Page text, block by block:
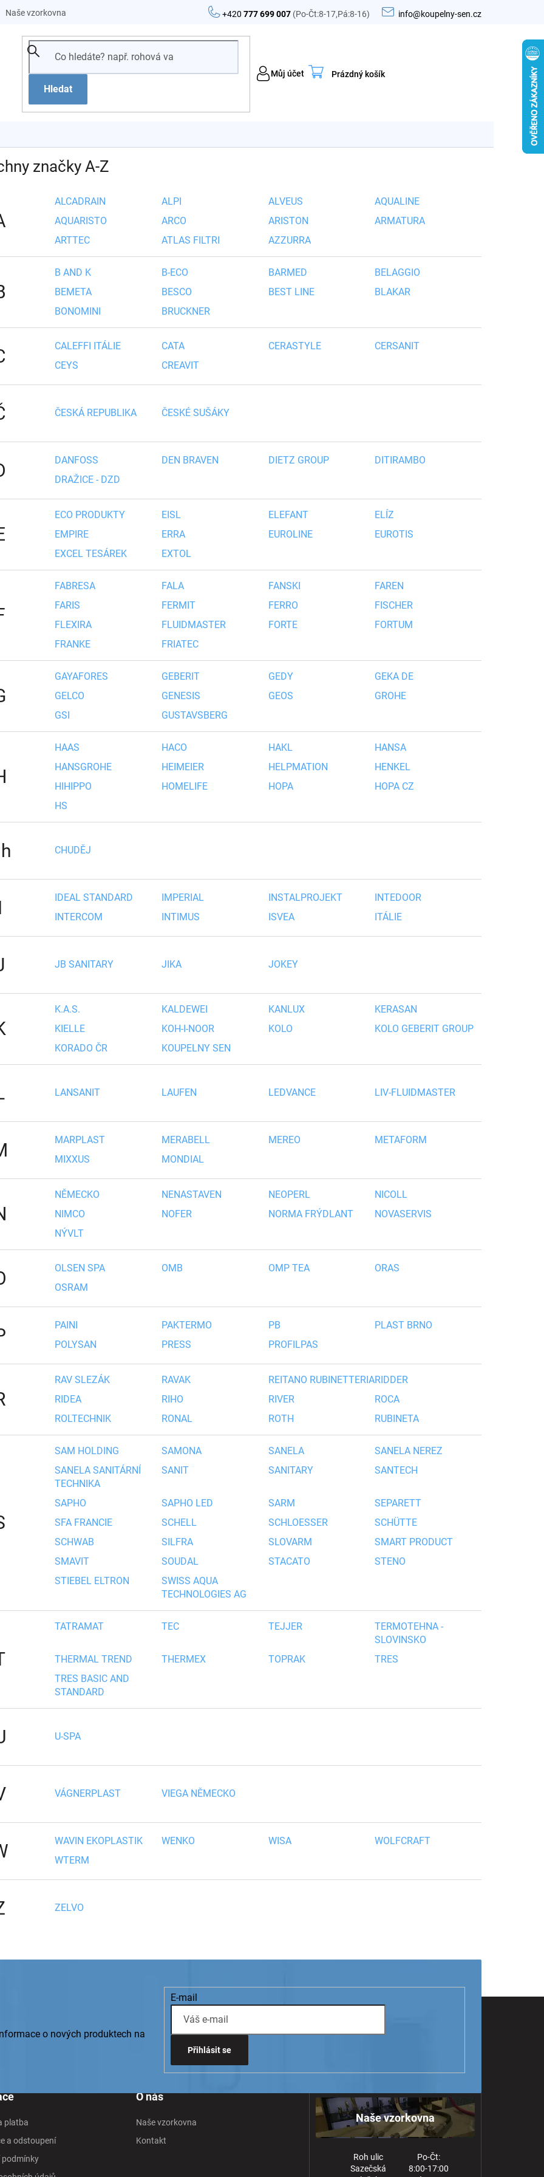
+420777 699 007 (Po-Čt:8-17,Pá:8-16) info@koupelny-sen.cz
Naše vzorkovna
Hledat
Můj účet
Nákupní
Prázdný košík
značky A-Z
ALCADRAIN ALPI ALVEUS
AQUALINE
AQUARISTO
ARCO ARISTON
ARMATURA
ARTTEC
ATLAS FILTRI AZZURRA
B AND K B-ECO BARMED
BELAGGIO
BEMETA
BESCO BEST LINE
BLAKAR
BONOMINI
BRUCKNER
CALEFFI ITÁLIE CATA CERASTYLE
CERSANIT
CEYS
CREAVIT
ČESKÁ REPUBLIKA ČESKÉ SUŠÁKY
DANFOSS DEN BRAVEN DIETZ GROUP
DITIRAMBO
DRAŽICE - DZD
ECO PRODUKTY EISL ELEFANT
ELÍZ
EMPIRE
ERRA EUROLINE
EUROTIS
EXCEL TESÁREK
EXTOL
FABRESA FALA FANSKI
FAREN
FARIS
FERMIT FERRO
FISCHER
FLEXIRA
FLUIDMASTER FORTE
FORTUM
FRANKE
FRIATEC
GAYAFORES GEBERIT GEDY
GEKA DE
GELCO
GENESIS GEOS
GROHE
GSI
GUSTAVSBERG
HAAS HACO HAKL
HANSA
HANSGROHE
HEIMEIER HELPMATION
HENKEL
HIHIPPO
HOMELIFE HOPA
HOPA CZ
HS
CHUDĚJ
IDEAL STANDARD IMPERIAL INSTALPROJEKT
INTEDOOR
INTERCOM
INTIMUS ISVEA ITÁLIE
JB SANITARY JIKA JOKEY
K.A.S. KALDEWEI KANLUX
KERASAN
KIELLE
KOH-I-NOOR KOLO
KOLO GEBERIT GROUP
KORADO ČR
KOUPELNY SEN
LANSANIT LAUFEN LEDVANCE LIV-FLUIDMASTER
MARPLAST MERABELL MEREO
METAFORM
MIXXUS
MONDIAL
NĚMECKO NENASTAVEN NEOPERL
NICOLL
NIMCO
NOFER NORMA FRÝDLANT
NOVASERVIS
NÝVLT
OLSEN SPA OMB OMP TEA
ORAS
OSRAM
PAINI PAKTERMO PB
PLAST BRNO
POLYSAN
PRESS PROFILPAS
RAV SLEZÁK RAVAK REITANO RUBINETTERIARIDDER
RIDEA
RIHO RIVER
ROCA
ROLTECHNIK
RONAL ROTH RUBINETA
SAM HOLDING SAMONA SANELA
SANELA NEREZ
SANELA SANITÁRNÍ
TECHNIKA
SANIT SANITARY SANTECH
SAPHO SAPHO LED SARM
SEPARETT
SFA FRANCIE
SCHELL SCHLOESSER
SCHÜTTE
SCHWAB
SILFRA SLOVARM
SMART PRODUCT
SMAVIT
SOUDAL STACATO
STENO
STIEBEL ELTRON
SWISS AQUA
TECHNOLOGIES AG
TATRAMAT TEC TEJJER
TERMOTEHNA -
SLOVINSKO
THERMAL TREND
THERMEX TOPRAK
TRES
TRES BASIC AND
STANDARD
U-SPA
VÁGNERPLAST VIEGA NĚMECKO
WAVIN EKOPLASTIK WENKO WISA
WOLFCRAFT
WTERM
ZELVO
platba
a odstoupení
O nás
Naše vzorkovna
Kontakt
Naše vzorkovna
Roh ulic
Sazečská
Po-Čt:
8:00-17:00
o nových produktech na
E-mail
Přihlásit se